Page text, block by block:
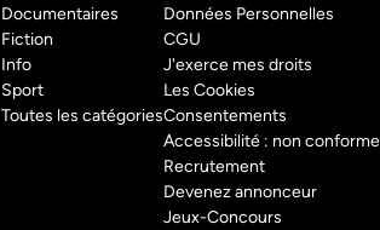
Documentaires
Fiction
Info
Sport
Toutes les catégories
Données Personnelles
CGU
J'exerce mes droits
Les Cookies
Consentements
Accessibilité : non conforme
Recrutement
Devenez annonceur
Jeux-Concours